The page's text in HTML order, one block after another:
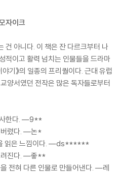
자이크
건 아니다. 이 책은 잔 다르크부터 나
적이고 활력 넘치는 인물들을 드라마
기》의 일종의 프리퀄이다. 근대 유럽
양서였던 전작은 많은 독자들로부터
사한다. ―9**
버렸다. ―논*
을 읽은 느낌이다. ―ds******
려진다. ―좋**
전혀 다른 인물로 만들어낸다. ―레